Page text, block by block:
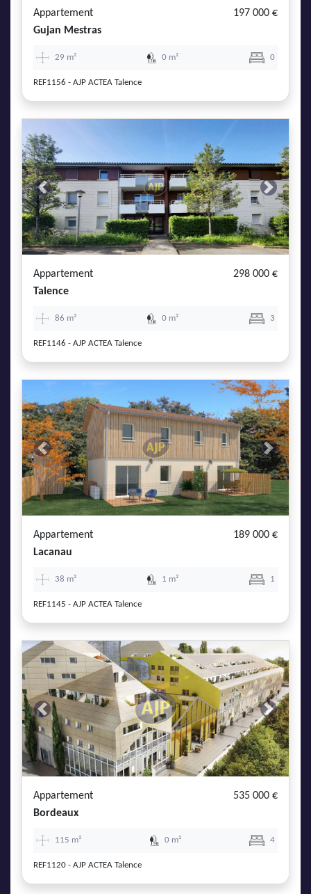
Appartement
197 000 €
Gujan Mestras
29 m² 0 m² 0
REF1156 - AJP ACTEA Talence
Previous Next
Appartement
298 000 €
Talence
86 m² 0 m² 3
REF1146 - AJP ACTEA Talence
Previous Next
Appartement
189 000 €
Lacanau
38 m² 1 m² 1
REF1145 - AJP ACTEA Talence
Previous Next
Appartement
535 000 €
Bordeaux
115 m² 0 m² 4
REF1120 - AJP ACTEA Talence